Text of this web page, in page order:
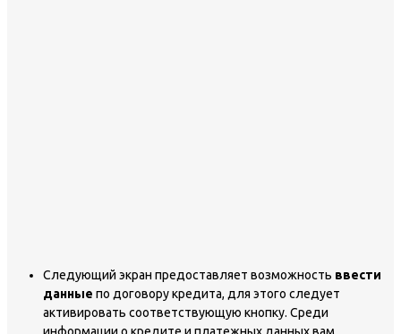
Следующий экран предоставляет возможность ввести
данные по договору кредита, для этого следует
активировать соответствующую кнопку. Среди